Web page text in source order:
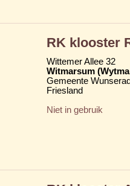
RK klooster
Wittemer Allee 32
Witmarsum
Gemeente
Friesland
Niet in gebruik